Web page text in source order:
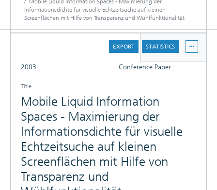
INSTITUTES
Mobile Liquid Information Spaces - Maximierung der
Informationsdichte für visuelle Echtzeitsuche auf kleinen
Screenflächen mit Hilfe von Transparenz und Wühlfunktionalität
EXPORT STATISTICS
2003 Conference Paper
Title
Mobile Liquid Information
Spaces - Maximierung der
Informationsdichte für visuelle
Echtzeitsuche auf kleinen
Screenflächen mit Hilfe von
Transparenz und